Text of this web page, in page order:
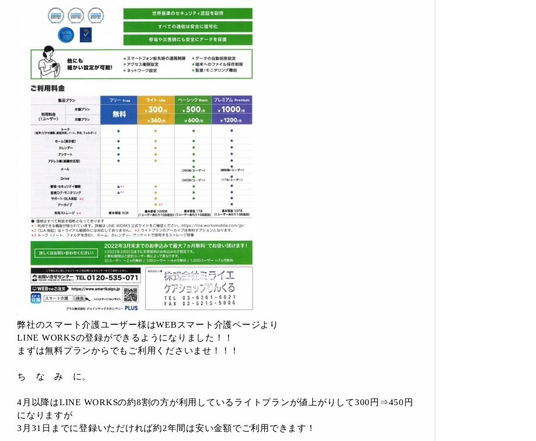
弊社のスマート介護ユーザー様はWEBスマート介護ページより
LINE WORKSの登録ができるようになりました！！
まずは無料プランからでもご利用くださいませ！！！
ち な み に。
4月以降はLINE WORKSの約8割の方が利用しているライトプランが値上がりして300円⇒450円
になりますが
3月31日までに登録いただければ約2年間は安い金額でご利用できます！